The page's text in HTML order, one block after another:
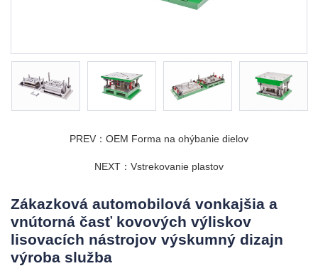
PREV：OEM Forma na ohýbanie dielov
NEXT：Vstrekovanie plastov
Zákazková automobilová vonkajšia a
vnútorná časť kovových výliskov
lisovacích nástrojov výskumný dizajn
výroba služba